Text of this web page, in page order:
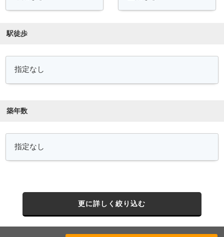
駅徒歩
築年数
更に詳しく絞り込む